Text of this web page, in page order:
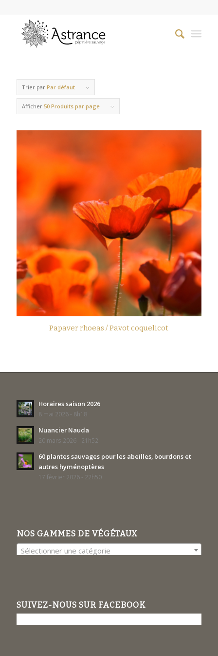
Trier par Par défaut
Afficher 50 Produits par page
Papaver rhoeas / Pavot coquelicot
Horaires saison 2026
8 mai 2026 - 8h18
Nuancier Nauda
20 mars 2026 - 21h52
60 plantes sauvages pour les abeilles, bourdons et
autres hyménoptères
17 février 2026 - 22h50
NOS GAMMES DE VÉGÉTAUX
Sélectionner une catégorie
SUIVEZ-NOUS SUR FACEBOOK